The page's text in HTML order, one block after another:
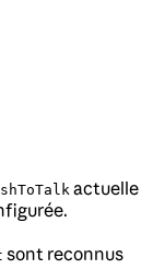
actuelle
sont reconnus